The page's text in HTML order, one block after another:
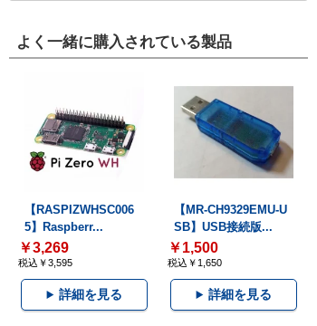
よく一緒に購入されている製品
【RASPIZWHSC006
5】Raspberr...
￥3,269
税込￥3,595
詳細を見る
【MR-CH9329EMU-U
SB】USB接続版...
￥1,500
税込￥1,650
詳細を見る